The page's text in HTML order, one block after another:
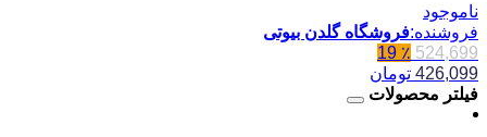
ناموجود
فروشنده:فروشگاه گلدن بیوتی
524,699 ٪ 19
426,099 تومان
فیلتر محصولات